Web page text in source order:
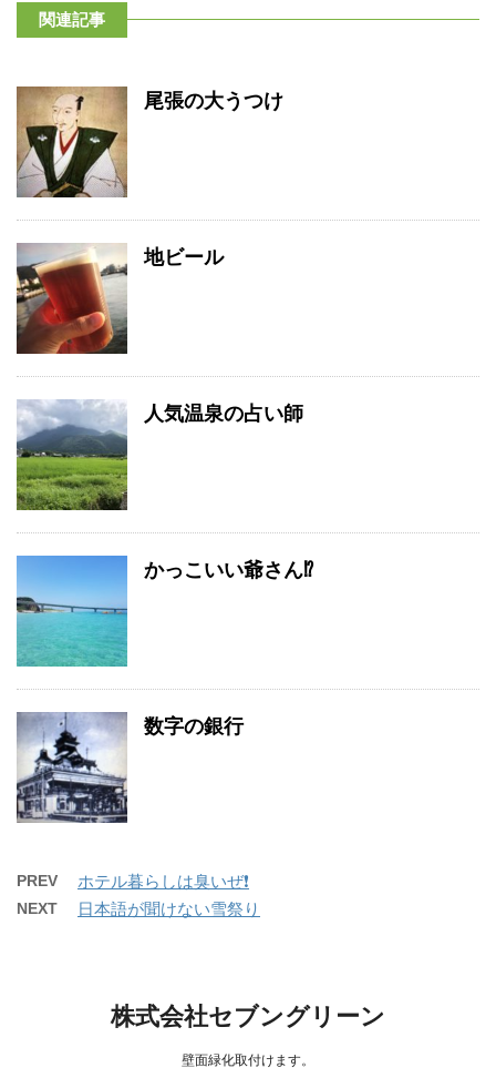
関連記事
尾張の大うつけ
地ビール
人気温泉の占い師
かっこいい爺さん⁉️
数字の銀行
PREV ホテル暮らしは臭いぜ❗️
NEXT 日本語が聞けない雪祭り
株式会社セブングリーン
壁面緑化取付けます。